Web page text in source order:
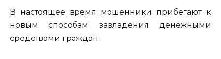
В настоящее время мошенники прибегают к
новым способам завладения денежными
средствами граждан.